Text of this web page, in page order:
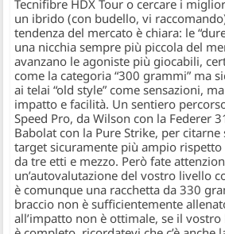
Tecnifibre HDX Tour o cercare i
un ibrido (con budello, vi
tendenza del mercato è chiara: le
una nicchia sempre più piccola del
avanzano le agoniste più giocabili,
come la categoria “300 grammi” ma
ai telai “old style” come sensazioni,
impatto e facilità. Un sentiero
Speed Pro, da Wilson con la Federer
Babolat con la Pure Strike, per citarne
target sicuramente più ampio rispetto
da tre etti e mezzo. Però fate
un’autovalutazione del vostro livello
è comunque una racchetta da 330
braccio non è sufficientemente
all’impatto non è ottimale, se il